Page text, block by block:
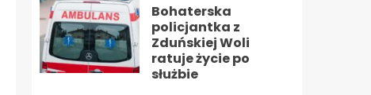
Bohaterska
policjantka z
Zduńskiej Woli
ratuje życie po
służbie